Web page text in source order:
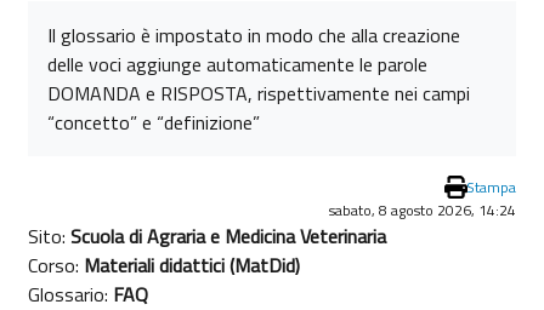
Il glossario è impostato in modo che alla creazione
delle voci aggiunge automaticamente le parole
DOMANDA e RISPOSTA, rispettivamente nei campi
“concetto” e “definizione”
Stampa
sabato, 8 agosto 2026, 14:24
Sito: Scuola di Agraria e Medicina Veterinaria
Corso: Materiali didattici (MatDid)
Glossario: FAQ